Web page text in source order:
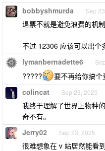
bobbyshmurda Sep
退票不就是避免浪费的机
不过 12306 应该可以出个
lymanbernadette6
????? 要不再给你搞个
colincat Sep 23, 2025
我终于理解了世界上物种
奇不有。
Jerry02 Sep 23, 2025
很难想象在 v 站居然能看